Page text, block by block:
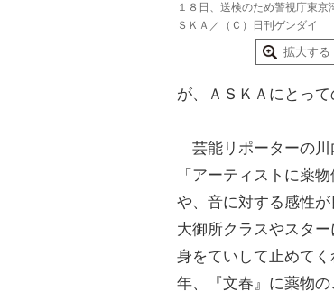
１８日、送検のため警視庁東京
ＳＫＡ／（Ｃ）日刊ゲンダイ
拡大する
が、ＡＳＫＡにとって
芸能リポーターの川
「アーティストに薬
や、音に対する感性
大御所クラスやスタ
身をていして止めて
年、『文春』に薬物